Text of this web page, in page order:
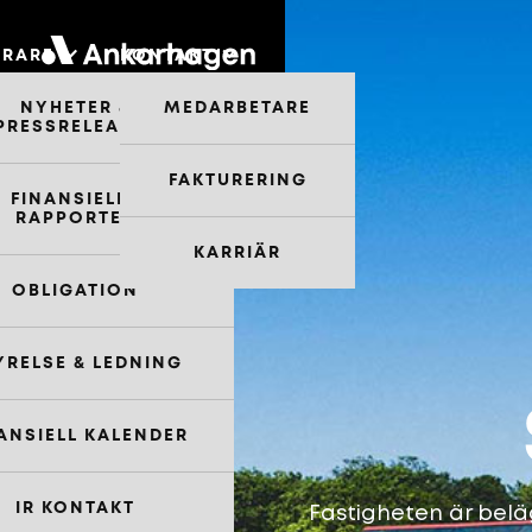
NYHETER &
FINANSIELLA
RAPPORTER
OBLIGATION
& LEDNING
KALENDER
IR KONTAKT
KONTAKT
MEDARBETARE
FAKTURERING
KARRIÄR
Fastigheten är